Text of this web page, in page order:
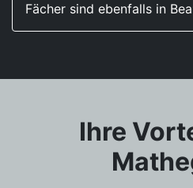
Fächer sind ebenfalls in
Ihre